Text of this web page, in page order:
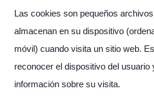
Las cookies son pequeños
almacenan en su dispositivo
móvil) cuando visita un sitio web.
reconocer el dispositivo del usuario
información sobre su visita.